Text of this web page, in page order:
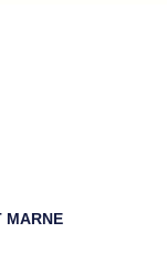
MARNE